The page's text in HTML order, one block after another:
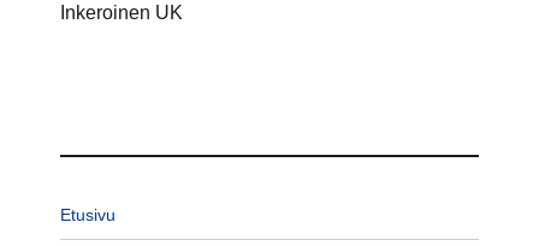
Inkeroinen UK
Etusivu